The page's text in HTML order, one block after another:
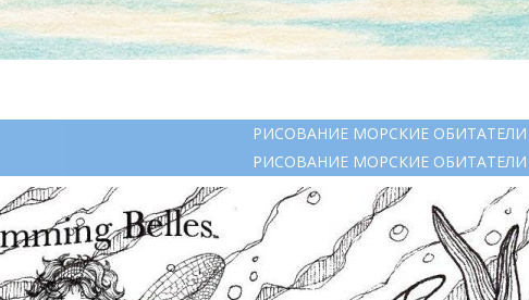
РИСОВАНИЕ МОРСКИЕ ОБИТАТЕЛИ
РИСОВАНИЕ МОРСКИЕ ОБИТАТЕЛИ